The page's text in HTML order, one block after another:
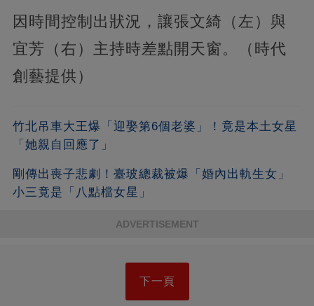
因時間控制出狀況，讓張文綺（左）與
宜芳（右）主持時差點開天窗。（時代
創藝提供）
竹北吊車大王爆「迎娶第6個老婆」！竟是本土女星
「她親自回應了」
剛傳出喪子悲劇！臺玻總裁被爆「婚內出軌生女」
小三竟是「八點檔女星」
ADVERTISEMENT
下一頁